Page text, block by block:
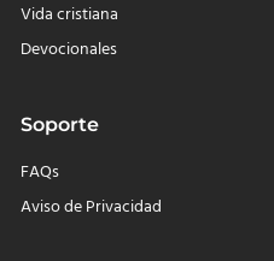
Vida cristiana
Devocionales
Soporte
FAQs
Aviso de Privacidad